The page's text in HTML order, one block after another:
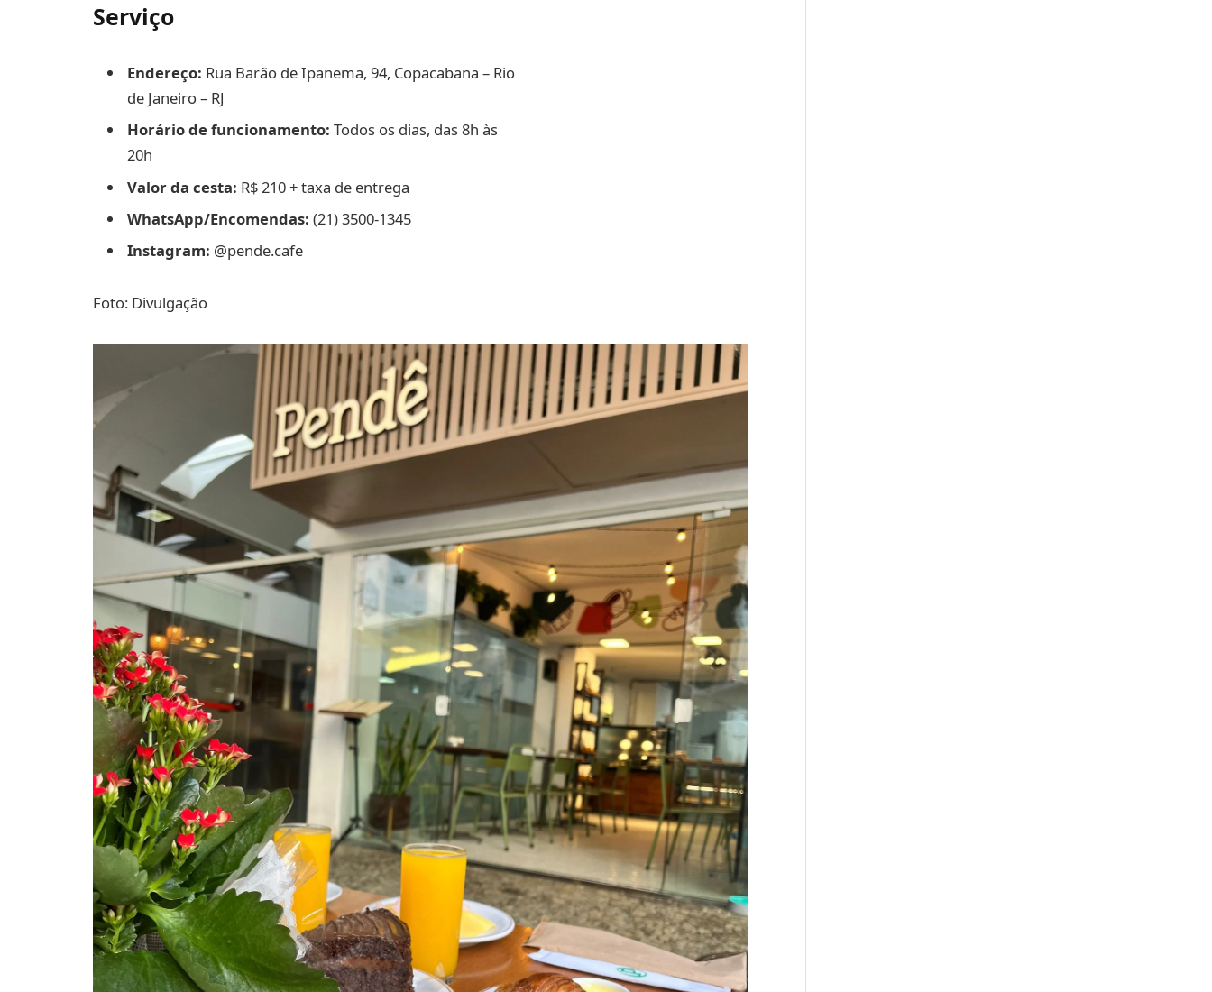
Serviço
Endereço: Rua Barão de Ipanema, 94, Copacabana – Rio
de Janeiro – RJ
Horário de funcionamento: Todos os dias, das 8h às
20h
Valor da cesta: R$ 210 + taxa de entrega
WhatsApp/Encomendas: (21) 3500-1345
Instagram: @pende.cafe
Foto: Divulgação